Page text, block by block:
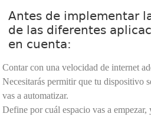
Antes de implementar
de las diferentes
en cuenta:
Contar con una velocidad de internet
Necesitarás permitir que tu dispositivo
vas a automatizar.
Define por cuál espacio vas a empezar,